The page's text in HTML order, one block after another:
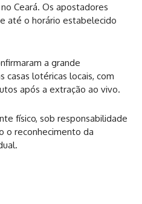
Ceará. Os apostadores
até o horário estabelecido
a grande
casas lotéricas locais, com
após a extração ao vivo.
físico, sob responsabilidade
o reconhecimento da